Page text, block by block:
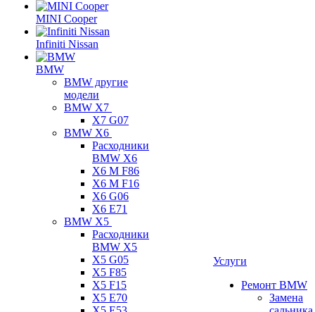
MINI Cooper
Infiniti Nissan
BMW
BMW другие
модели
BMW X7
X7 G07
BMW X6
Расходники
BMW X6
X6 M F86
X6 M F16
X6 G06
X6 E71
BMW X5
Расходники
BMW X5
X5 G05
X5 F85
X5 F15
X5 E70
Услуги
Ремонт BMW
Замена